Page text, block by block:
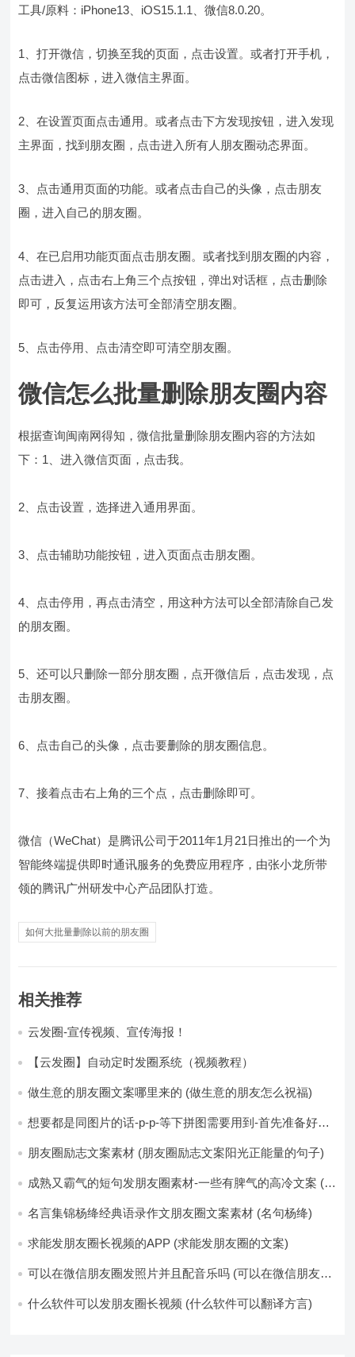
工具/原料：iPhone13、iOS15.1.1、微信8.0.20。
1、打开微信，切换至我的页面，点击设置。或者打开手机，
点击微信图标，进入微信主界面。
2、在设置页面点击通用。或者点击下方发现按钮，进入发现
主界面，找到朋友圈，点击进入所有人朋友圈动态界面。
3、点击通用页面的功能。或者点击自己的头像，点击朋友
圈，进入自己的朋友圈。
4、在已启用功能页面点击朋友圈。或者找到朋友圈的内容，
点击进入，点击右上角三个点按钮，弹出对话框，点击删除
即可，反复运用该方法可全部清空朋友圈。
5、点击停用、点击清空即可清空朋友圈。
微信怎么批量删除朋友圈内容
根据查询闽南网得知，微信批量删除朋友圈内容的方法如
下：1、进入微信页面，点击我。
2、点击设置，选择进入通用界面。
3、点击辅助功能按钮，进入页面点击朋友圈。
4、点击停用，再点击清空，用这种方法可以全部清除自己发
的朋友圈。
5、还可以只删除一部分朋友圈，点开微信后，点击发现，点
击朋友圈。
6、点击自己的头像，点击要删除的朋友圈信息。
7、接着点击右上角的三个点，点击删除即可。
微信（WeChat）是腾讯公司于2011年1月21日推出的一个为
智能终端提供即时通讯服务的免费应用程序，由张小龙所带
领的腾讯广州研发中心产品团队打造。
如何大批量删除以前的朋友圈
相关推荐
云发圈-宣传视频、宣传海报！
【云发圈】自动定时发圈系统（视频教程）
做生意的朋友圈文案哪里来的 (做生意的朋友怎么祝福)
想要都是同图片的话-p-p-等下拼图需要用到-首先准备好最
片-如果想要图片都不同得话-1-p-可以准备好45张的不同图
朋友圈励志文案素材 (朋友圈励志文案阳光正能量的句子)
成熟又霸气的短句发朋友圈素材-一些有脾气的高冷文案 (成
名言集锦杨绛经典语录作文朋友圈文案素材 (名句杨绛)
求能发朋友圈长视频的APP (求能发朋友圈的文案)
可以在微信朋友圈发照片并且配音乐吗 (可以在微信朋友圈
什么软件可以发朋友圈长视频 (什么软件可以翻译方言)